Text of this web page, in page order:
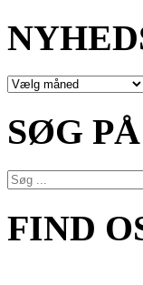
NYHEDSARKIV
SØG
FIND